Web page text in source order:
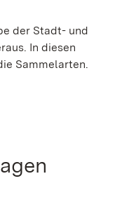
der Stadt- und
In diesen
Sammelarten.